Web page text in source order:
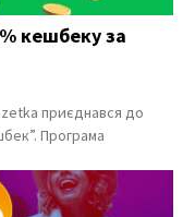
кешбеку за
приєднався до
Програма